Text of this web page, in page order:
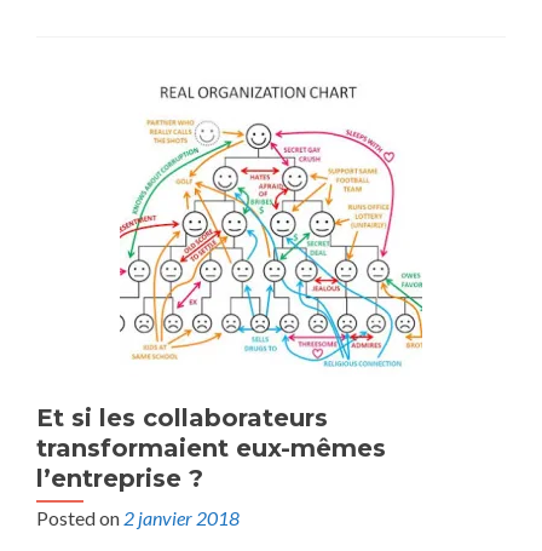
Et si les collaborateurs
transformaient eux-mêmes
l’entreprise ?
Posted on 2 janvier 2018